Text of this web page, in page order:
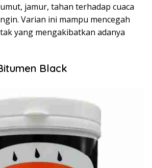
jamur, tahan terhadap cuaca
Varian ini mampu mencegah
yang mengakibatkan adanya
Black